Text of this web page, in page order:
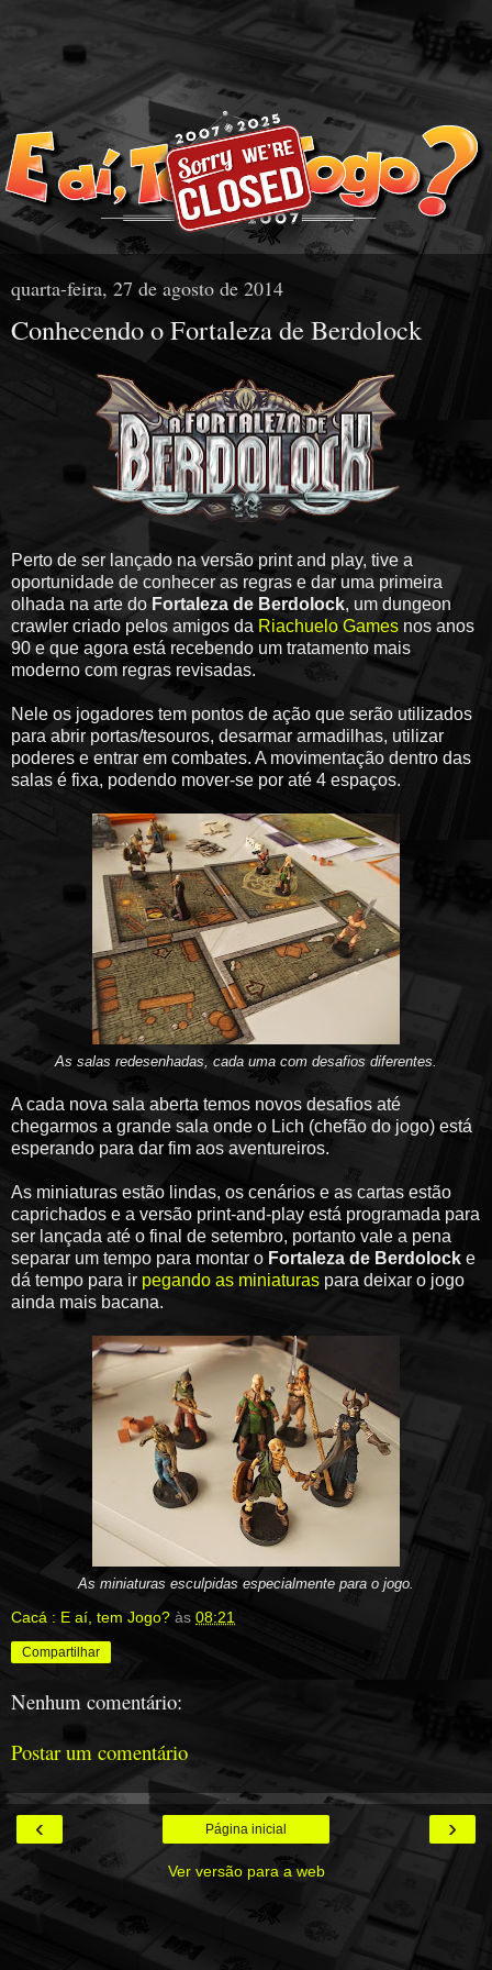
quarta-feira, 27 de agosto de 2014
Conhecendo o Fortaleza de Berdolock
Perto de ser lançado na versão print and play, tive a
oportunidade de conhecer as regras e dar uma primeira
olhada na arte do Fortaleza de Berdolock, um dungeon
crawler criado pelos amigos da Riachuelo Games nos anos
90 e que agora está recebendo um tratamento mais
moderno com regras revisadas.
Nele os jogadores tem pontos de ação que serão utilizados
para abrir portas/tesouros, desarmar armadilhas, utilizar
poderes e entrar em combates. A movimentação dentro das
salas é fixa, podendo mover-se por até 4 espaços.
As salas redesenhadas, cada uma com desafios diferentes.
A cada nova sala aberta temos novos desafios até
chegarmos a grande sala onde o Lich (chefão do jogo) está
esperando para dar fim aos aventureiros.
As miniaturas estão lindas, os cenários e as cartas estão
caprichados e a versão print-and-play está programada para
ser lançada até o final de setembro, portanto vale a pena
separar um tempo para montar o Fortaleza de Berdolock e
dá tempo para ir pegando as miniaturas para deixar o jogo
ainda mais bacana.
As miniaturas esculpidas especialmente para o jogo.
Cacá : E aí, tem Jogo? às 08:21
Compartilhar
Nenhum comentário:
Postar um comentário
‹ ›
Página inicial
Ver versão para a web